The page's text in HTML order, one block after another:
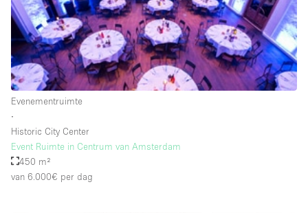
RAW
Schitterend uitzicht
Smoking Area
Soundproof
Straatniveau
Toegankelijk voor mensen met handicap
Toiletten
Evenementruimte
∙
Historic City Center
Event Ruimte in Centrum van Amsterdam
450 m²
van 6.000€ per dag